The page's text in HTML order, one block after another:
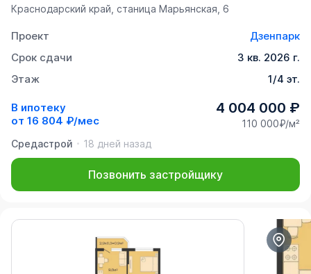
Краснодарский край, станица Марьянская, 6
Проект
Дзенпарк
Срок сдачи
3 кв. 2026 г.
Этаж
1/4 эт.
В ипотеку
от 16 804 ₽/мес
4 004 000 ₽
110 000₽/м²
Средастрой
18 дней назад
Позвонить застройщику